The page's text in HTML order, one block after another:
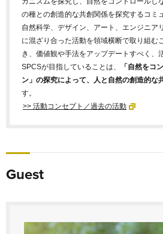
の種との創造的な共創関係を探究するコミ
自然科学、デザイン、アート、エンジニア
に混ざり合った活動を領域横断で取り組む
き、価値観や手法をアップデートすべく、
SPCSが目指していることは、
「自然をコ
ン」の探究によって、 人と自然の創造的な
す。
>> 活動コンセプト／過去の活動
Guest